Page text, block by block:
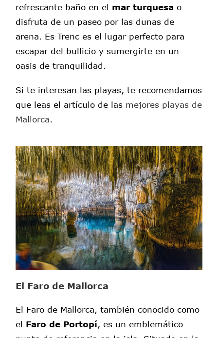
refrescante baño en el mar turquesa o
disfruta de un paseo por las dunas de
arena. Es Trenc es el lugar perfecto para
escapar del bullicio y sumergirte en un
oasis de tranquilidad.
Si te interesan las playas, te recomendamos
que leas el artículo de las mejores playas de
Mallorca
El Faro de Mallorca
El Faro de Mallorca, también conocido como
el Faro de Portopí, es un emblemático